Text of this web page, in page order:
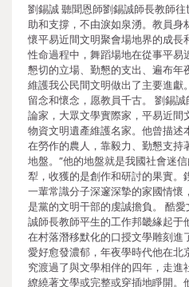
劉錫誠 聽聞恩師劉錫誠師長教師
助和支撐，不由淚如泉湧。教員
懷平易近間文明聚會場地界的成長
性命過程中，舞蹈場地在從事平易
懇切的立場、勤懇的支出、遍布年
維護我公民間文明做出了主要進獻
留念和懷念，愿教員千古。 劉錫
論家，大眾文學實際家，平易近
物資文明遺產維護名家。他曾描述
在勞作的農人，靠毅力、勤懇支持
地盤。”他的地盤就是我國社會迷
犁，收獲的是創作和研討的果實
一輩常識分子深邃深摯的家國情懷
是黨的文明干部的虔誠擔負。 酷
誠師長教師平生的工作邦畿緣起
在村落潛移默化的口授文學雕刻進
愛好愈發濃郁，年夜學時代他在
究渡過了與文學相伴的四年，走
繚繞著文學或完整或穿插地睜開。